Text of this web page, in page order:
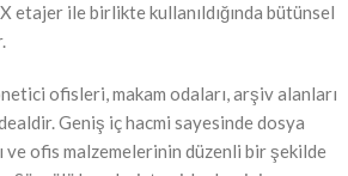
etajer ile birlikte kullanıldığında bütünsel
ofisleri, makam odaları, arşiv alanları
Geniş iç hacmi sayesinde dosya
ofis malzemelerinin düzenli bir şekilde